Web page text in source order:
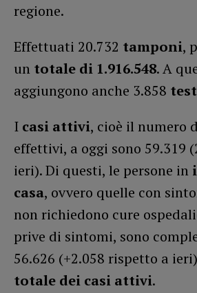
regione.
Effettuati 20.732 tamponi,
un totale di 1.916.548. A
aggiungono anche 3.858
I casi attivi, cioè il numero
effettivi, a oggi sono 59.319
ieri). Di questi, le persone in
casa, ovvero quelle con
non richiedono cure
prive di sintomi, sono
56.626 (+2.058 rispetto a
totale dei casi attivi.